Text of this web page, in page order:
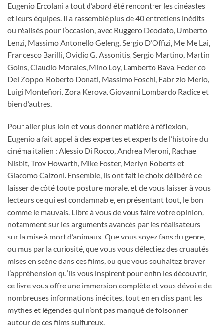
Eugenio Ercolani a tout d’abord été rencontrer les cinéastes
et leurs équipes. Il a rassemblé plus de 40 entretiens inédits
ou réalisés pour l’occasion, avec Ruggero Deodato, Umberto
Lenzi, Massimo Antonello Geleng, Sergio D’Offizi, Me Me Lai,
Francesco Barilli, Ovidio G. Assonitis, Sergio Martino, Martin
Goins, Claudio Morales, Mino Loy, Lamberto Bava, Federico
Del Zoppo, Roberto Donati, Massimo Foschi, Fabrizio Merlo,
Luigi Montefiori, Zora Kerova, Giovanni Lombardo Radice et
bien d’autres.
Pour aller plus loin et vous donner matière à réflexion,
Eugenio a fait appel à des expertes et experts de l’histoire du
cinéma italien : Alessio Di Rocco, Andrea Meroni, Rachael
Nisbit, Troy Howarth, Mike Foster, Merlyn Roberts et
Giacomo Calzoni. Ensemble, ils ont fait le choix délibéré de
laisser de côté toute posture morale, et de vous laisser à vous
lecteurs ce qui est condamnable, en présentant tout, le bon
comme le mauvais. Libre à vous de vous faire votre opinion,
notamment sur les arguments avancés par les réalisateurs
sur la mise à mort d’animaux. Que vous soyez fans du genre,
ou mus par la curiosité, que vous vous délectiez des cruautés
mises en scène dans ces films, ou que vous souhaitez braver
l’appréhension qu’ils vous inspirent pour enfin les découvrir,
ce livre vous offre une immersion complète et vous dévoile de
nombreuses informations inédites, tout en en dissipant les
mythes et légendes qui n’ont pas manqué de foisonner
autour de ces films sulfureux.